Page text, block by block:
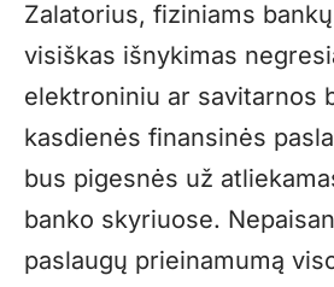
Zalatorius, fiziniams
visiškas išnykimas
elektroniniu ar savitarnos
kasdienės finansinės
bus pigesnės už
banko skyriuose.
paslaugų prieinamumą